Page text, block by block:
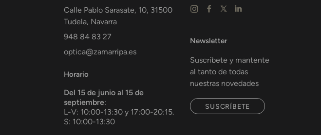
Calle Pablo Sarasate, 10, 31500
Tudela, Navarra
948 84 83 27
optica@zamarripa.es
Horario
Del 15 de junio al 15 de
septiembre:
L-V: 10:00-13:30 y 17:00-20:15.
S: 10:00-13:30
Newsletter
Suscríbete y mantente
al tanto de todas
nuestras novedades
SUSCRÍBETE